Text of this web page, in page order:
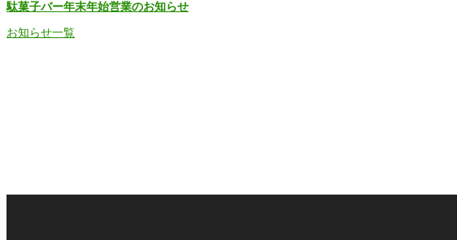
駄菓子バー年末年始営業のお知らせ
お知らせ一覧